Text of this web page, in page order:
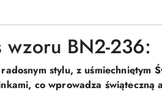
wzoru BN2-236:
stylu, z uśmiechniętym
co wprowadza świąteczną